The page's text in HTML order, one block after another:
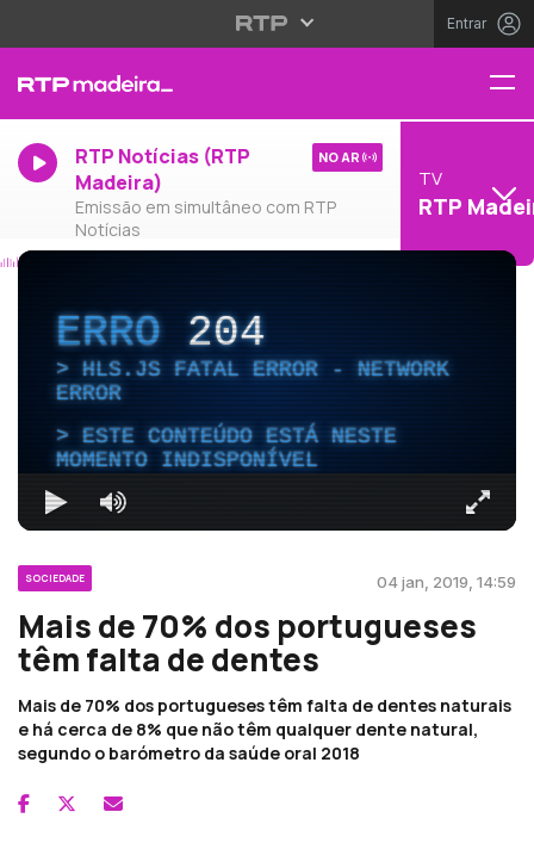
Entrar
RTP Notícias (RTP
Madeira)
Emissão em simultâneo com RTP
Notícias
NO AR
TV
RTP
ERRO204
HLS.JS FATAL ERROR - NETWORK
ERROR
ESTE CONTEÚDO ESTÁ NESTE
MOMENTO INDISPONÍVEL
SOCIEDADE 04 jan, 2019, 14:59
Mais de 70% dos portugueses
têm falta de dentes
Mais de 70% dos portugueses têm falta de dentes naturais
e há cerca de 8% que não têm qualquer dente natural,
segundo o barómetro da saúde oral 2018